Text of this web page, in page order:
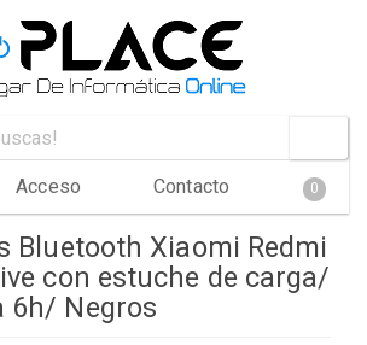
Acceso Contacto 0
Bluetooth Xiaomi Redmi
con estuche de carga/
6h/ Negros